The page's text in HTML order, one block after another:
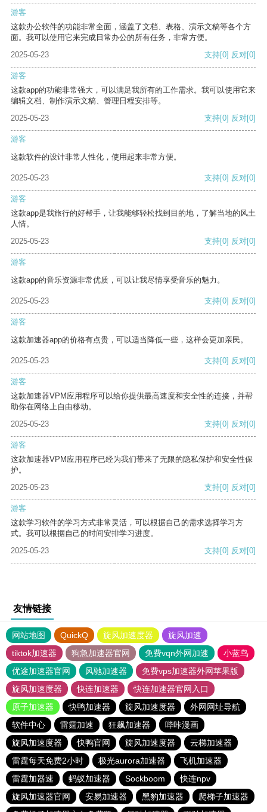
游客
这款办公软件的功能非常全面，涵盖了文档、表格、演示文稿等各个方
面。我可以使用它来完成日常办公的所有任务，非常方便。
2025-05-23
支持[0] 反对[0]
游客
这款app的功能非常强大，可以满足我所有的工作需求。我可以使用它来
编辑文档、制作演示文稿、管理日程安排等。
2025-05-23
支持[0] 反对[0]
游客
这款软件的设计非常人性化，使用起来非常方便。
2025-05-23 支持[0] 反对[0]
游客
这款app是我旅行的好帮手，让我能够轻松找到目的地，了解当地的风土
人情。
2025-05-23
支持[0] 反对[0]
游客
这款app的音乐资源非常优质，可以让我尽情享受音乐的魅力。
2025-05-23 支持[0] 反对[0]
游客
这款加速器app的价格有点贵，可以适当降低一些，这样会更加亲民。
2025-05-23 支持[0] 反对[0]
游客
这款加速器VPM应用程序可以给你提供最高速度和安全性的连接，并帮
助你在网络上自由移动。
2025-05-23
支持[0] 反对[0]
游客
这款加速器VPM应用程序已经为我们带来了无限的隐私保护和安全性保
护。
2025-05-23
支持[0] 反对[0]
游客
这款学习软件的学习方式非常灵活，可以根据自己的需求选择学习方
式。我可以根据自己的时间安排学习进度。
2025-05-23
支持[0] 反对[0]
友情链接
网站地图 QuickQ 旋风加速度器
旋风加速
tiktok加速器
狗急加速器官网 免费vqn外网加速
小蓝鸟
优途加速器官网
风驰加速器
免费vps加速器外网苹果版
旋风加速度器
快连加速器
快连加速器官网入口
原子加速器
快鸭加速器 旋风加速度器
外网网址导航
软件中心
雷霆加速 狂飙加速器
哔咔漫画
旋风加速度器
快鸭官网 旋风加速度器
云梯加速器
雷霆每天免费2小时
极光aurora加速器
飞机加速器
雷霆加器速
蚂蚁加速器 Sockboom
快连npv
旋风加速器官网
安易加速器 黑豹加速器
爬梯子加速器